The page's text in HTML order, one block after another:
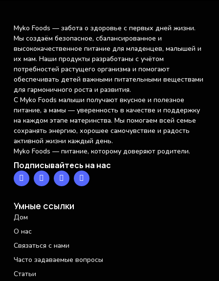
Myko Foods — забота о здоровье с первых дней жизни.
Мы создаём безопасное, сбалансированное и
высококачественное питание для младенцев, малышей и
их мам. Наши продукты разработаны с учётом
потребностей растущего организма и помогают
обеспечивать детей важными питательными веществами
для гармоничного роста и развития.
С Myko Foods малыши получают вкусное и полезное
питание, а мамы — уверенность в качестве и поддержку
на каждом этапе материнства. Мы помогаем всей семье
сохранять энергию, хорошее самочувствие и радость
активной жизни каждый день.
Myko Foods — питание, которому доверяют родители.
Подписывайтесь на нас
Умные ссылки
Дом
О нас
Связаться с нами
Часто задаваемые вопросы
Статьи